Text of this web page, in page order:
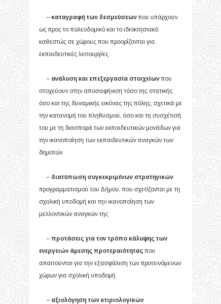
– καταγραφή των δεσμεύσεων που υπάρχουν
ως προς το πολεοδομικό και το ιδιοκτησιακό
καθεστώς σε χώρους που προορίζονται για
εκπαιδευτικές λειτουργίες
– ανάλυση και επεξεργασία στοιχείων που
στοχεύουν στην αποσαφήνιση τόσο της στατικής
όσο και της δυναμικής εικόνας της πόλης, σχετικά με
την κατανομή του πληθυσμού, όσο και τη συσχέτισή
του με τη διασπορά των εκπαιδευτικών μονάδων για
την ικανοποίηση των εκπαιδευτικών αναγκών των
δημοτών
– διατύπωση συγκεκριμένων στρατηγικών
προγραμματισμού του Δήμου, που σχετίζονται με τη
σχολική υποδομή και την ικανοποίηση των
μελλοντικών αναγκών της
– προτάσεις για τον τρόπο κάλυψης των
ενεργειών άμεσης προτεραιότητας που
απαιτούνται για την εξασφάλιση των προτεινόμενων
χώρων για σχολική υποδομή
– αξιολόγηση των κτιριολογικών